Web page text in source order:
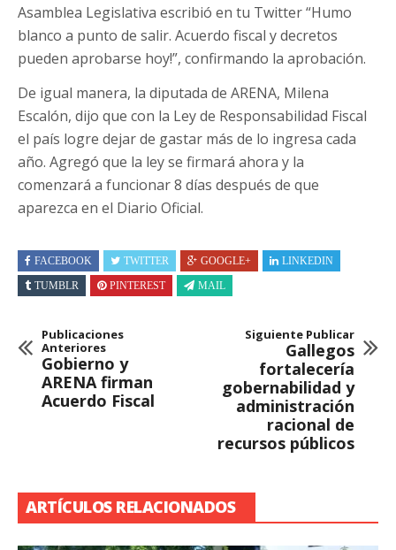
Asamblea Legislativa escribió en tu Twitter “Humo
blanco a punto de salir. Acuerdo fiscal y decretos
pueden aprobarse hoy!”, confirmando la aprobación.
De igual manera, la diputada de ARENA, Milena
Escalón, dijo que con la Ley de Responsabilidad Fiscal
el país logre dejar de gastar más de lo ingresa cada
año. Agregó que la ley se firmará ahora y la
comenzará a funcionar 8 días después de que
aparezca en el Diario Oficial.
FACEBOOK TWITTER GOOGLE+
LINKEDIN
TUMBLR
PINTEREST MAIL
Publicaciones
Anteriores
Gobierno y
ARENA firman
Acuerdo Fiscal
Siguiente Publicar
Gallegos
fortalecería
gobernabilidad y
administración
racional de
recursos públicos
ARTÍCULOS RELACIONADOS